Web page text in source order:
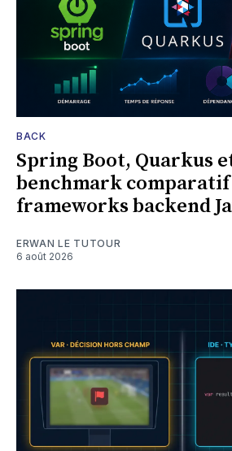
BACK
Spring Boot, Quarkus
benchmark
frameworks backend
ERWAN LE TUTOUR
6 août 2026